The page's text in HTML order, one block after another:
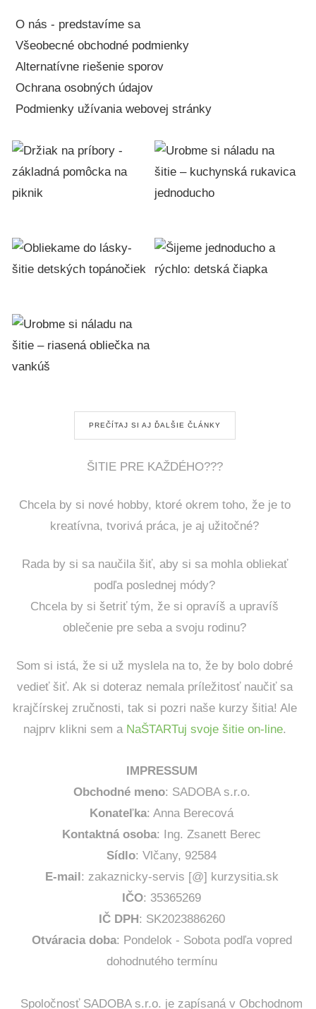
O nás - predstavíme sa
Všeobecné obchodné podmienky
Alternatívne riešenie sporov
Ochrana osobných údajov
Podmienky užívania webovej stránky
PREČÍTAJ SI AJ ĎALŠIE ČLÁNKY
ŠITIE PRE KAŽDÉHO???
Chcela by si nové hobby, ktoré okrem toho, že je to
kreatívna, tvorivá práca, je aj užitočné?
Rada by si sa naučila šiť, aby si sa mohla obliekať
podľa poslednej módy?
Chcela by si šetriť tým, že si opravíš a upravíš
oblečenie pre seba a svoju rodinu?
Som si istá, že si už myslela na to, že by bolo dobré
vedieť šiť. Ak si doteraz nemala príležitosť naučiť sa
krajčírskej zručnosti, tak si pozri naše kurzy šitia! Ale
najprv klikni sem a NaŠTARTuj svoje šitie on-line.
IMPRESSUM
Obchodné meno: SADOBA s.r.o.
Konateľka: Anna Berecová
Kontaktná osoba: Ing. Zsanett Berec
Sídlo: Vlčany, 92584
E-mail: zakaznicky-servis [@] kurzysitia.sk
IČO: 35365269
IČ DPH: SK2023886260
Otváracia doba: Pondelok - Sobota podľa vopred
dohodnutého termínu
Spoločnosť SADOBA s.r.o. je zapísaná v Obchodnom